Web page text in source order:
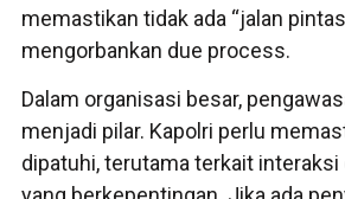
memastikan tidak ada “jalan
mengorbankan due process.
Dalam organisasi besar,
menjadi pilar. Kapolri perlu
dipatuhi, terutama terkait interaksi